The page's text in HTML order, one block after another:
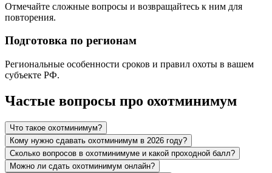
Отмечайте сложные вопросы и возвращайтесь к ним для
повторения.
Подготовка по регионам
Региональные особенности сроков и правил охоты в вашем
субъекте РФ.
Частые вопросы про охотминимум
Что такое охотминимум?
Кому нужно сдавать охотминимум в 2026 году?
Сколько вопросов в охотминимуме и какой проходной балл?
Можно ли сдать охотминимум онлайн?